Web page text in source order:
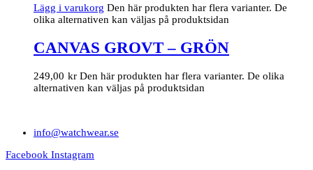
Lägg i varukorg Den här produkten har flera varianter. De
olika alternativen kan väljas på produktsidan
CANVAS GROVT – GRÖN
249,00 kr Den här produkten har flera varianter. De olika
alternativen kan väljas på produktsidan
info@watchwear.se
Facebook Instagram